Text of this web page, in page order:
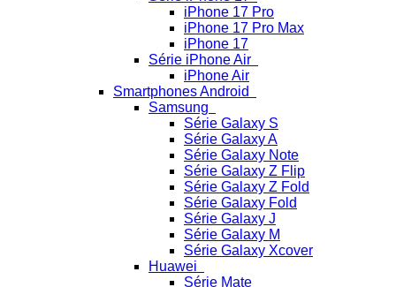
iPhone 17 Pro
iPhone 17 Pro Max
iPhone 17
Série iPhone Air
iPhone Air
Smartphones Android
Samsung
Série Galaxy S
Série Galaxy A
Série Galaxy Note
Série Galaxy Z Flip
Série Galaxy Z Fold
Série Galaxy Fold
Série Galaxy J
Série Galaxy M
Série Galaxy Xcover
Huawei
Série Mate